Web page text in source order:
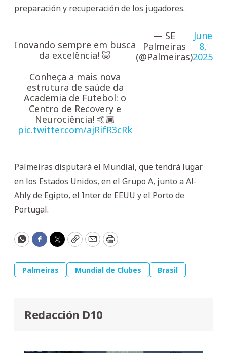
preparación y recuperación de los jugadores.
Inovando sempre em busca
da excelência! 🐷
Conheça a mais nova
estrutura de saúde da
Academia de Futebol: o
Centro de Recovery e
Neurociência! 🤙🏿
pic.twitter.com/ajRifR3cRk
— SE
Palmeiras
(@Palmeiras)
June
8,
2025
Palmeiras disputará el Mundial, que tendrá lugar
en los Estados Unidos, en el Grupo A, junto a Al-
Ahly de Egipto, el Inter de EEUU y el Porto de
Portugal.
WhatsApp
Facebook
Twitter
CopyEmailPrint
Palmeiras Mundial de Clubes Brasil
Redacción D10